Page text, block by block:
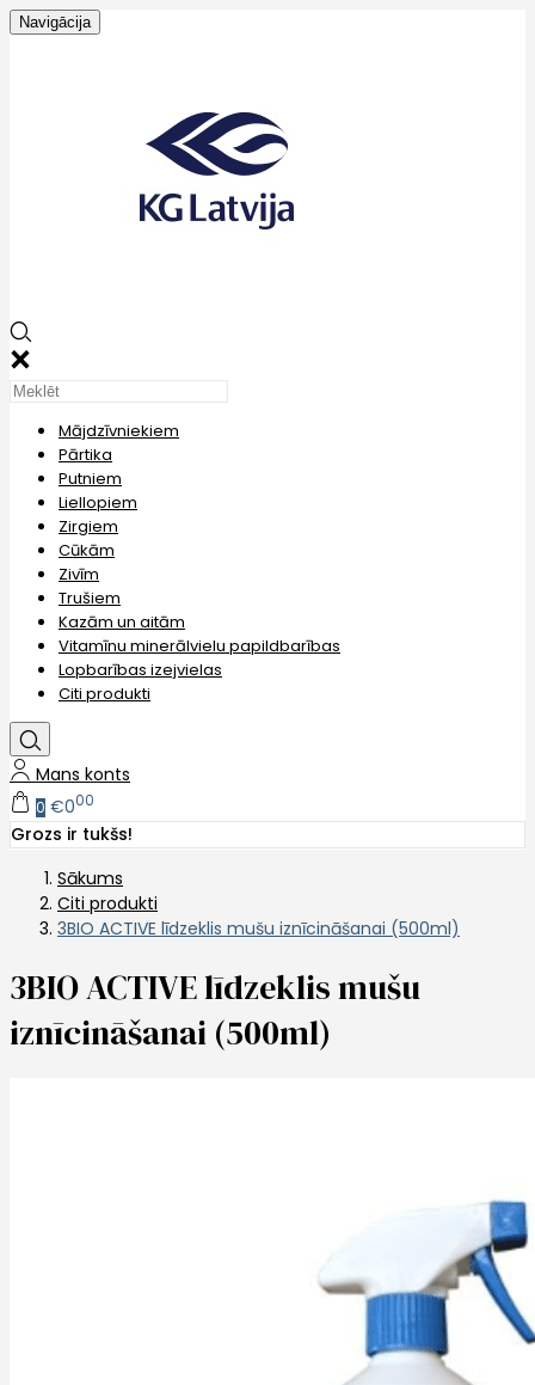
Navigācija
Mājdzīvniekiem
Pārtika
Putniem
Liellopiem
Zirgiem
Cūkām
Zivīm
Trušiem
Kazām un aitām
Vitamīnu minerālvielu papildbarības
Lopbarības izejvielas
Citi produkti
Mans konts
0 €000
Grozs ir tukšs!
Sākums
Citi produkti
3BIO ACTIVE līdzeklis mušu iznīcināšanai (500ml)
3BIO ACTIVE līdzeklis mušu
iznīcināšanai (500ml)